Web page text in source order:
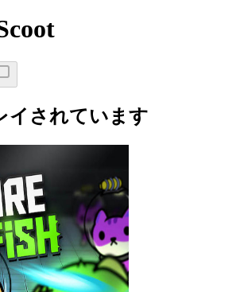
イされています